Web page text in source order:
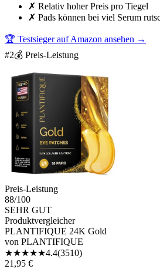
✗ Relativ hoher Preis pro Tiegel
✗ Pads können bei viel Serum
🏆 Testsieger auf Amazon ansehen →
#2💰 Preis-Leistung
Preis-Leistung
88/100
SEHR GUT
Produktvergleicher
PLANTIFIQUE 24K Gold
von PLANTIFIQUE
★★★★★4.4(3510)
21,95 €